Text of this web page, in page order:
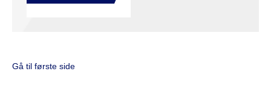
Gå til første side